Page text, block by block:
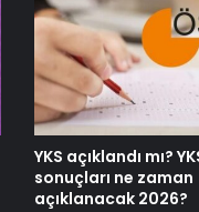
YKS açıklandı mı?
sonuçları ne zaman
açıklanacak 2026?